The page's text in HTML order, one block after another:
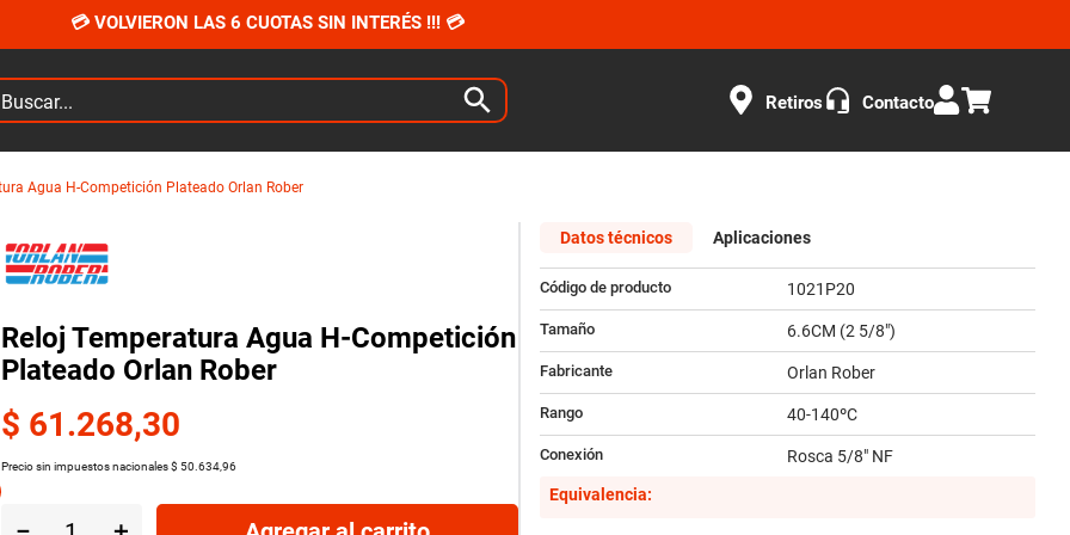
💳 VOLVIERON LAS 6 CUOTAS SIN INTERÉS !!! 💳
Retiros Contacto
Agua H-Competición Plateado Orlan Rober
Reloj Temperatura Agua H-Competición
Plateado Orlan Rober
$ 61.268,30
Precio sin impuestos nacionales$ 50 634,96
Datos técnicos Aplicaciones
Código de producto 1021P20
Tamaño 6.6CM (2 5/8")
Fabricante Orlan Rober
Rango 40-140ºC
Conexión
Rosca 5/8" NF
Equivalencia: